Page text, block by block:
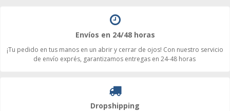
Envíos en 24/48 horas
¡Tu pedido en tus manos en un abrir y cerrar de ojos! Con nuestro servicio
de envío exprés, garantizamos entregas en 24-48 horas
Dropshipping